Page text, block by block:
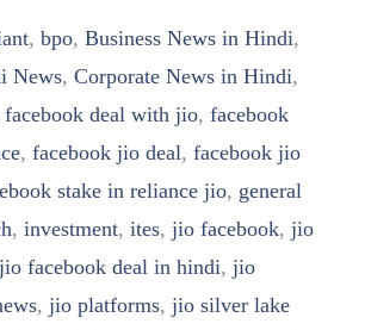
, bpo, Business News in Hindi,
News, Corporate News in Hindi,
facebook deal with jio, facebook
, facebook jio deal, facebook jio
stake in reliance jio, general
, investment, ites, jio facebook, jio
jio facebook deal in hindi, jio
, jio platforms, jio silver lake